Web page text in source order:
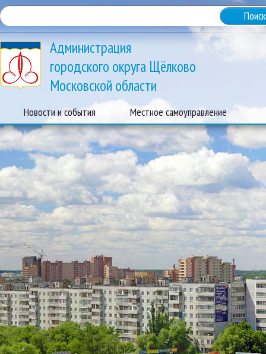
Администрация
городского округа Щёлково
Московской области
Новости и события Местное самоуправление